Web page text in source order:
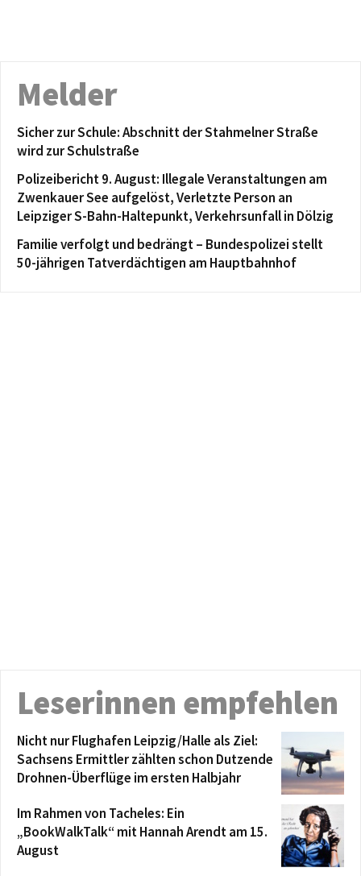
Melder
Sicher zur Schule: Abschnitt der Stahmelner Straße
wird zur Schulstraße
Polizeibericht 9. August: Illegale Veranstaltungen am
Zwenkauer See aufgelöst, Verletzte Person an
Leipziger S-Bahn-Haltepunkt, Verkehrsunfall in Dölzig
Familie verfolgt und bedrängt – Bundespolizei stellt
50-jährigen Tatverdächtigen am Hauptbahnhof
Leserinnen empfehlen
Nicht nur Flughafen Leipzig/Halle als Ziel:
Sachsens Ermittler zählten schon Dutzende
Drohnen-Überflüge im ersten Halbjahr
Im Rahmen von Tacheles: Ein
„BookWalkTalk“ mit Hannah Arendt am 15.
August